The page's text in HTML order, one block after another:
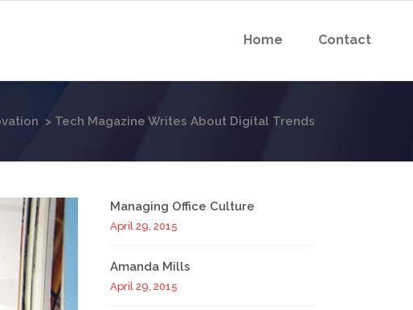
Home Contact
> Tech Magazine Writes About Digital Trends
Managing Office Culture
April 29, 2015
Amanda Mills
April 29, 2015